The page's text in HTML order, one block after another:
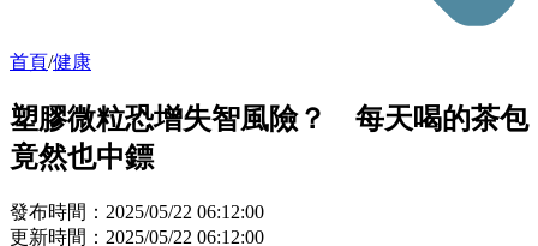
首頁/健康
塑膠微粒恐增失智風險？ 每天喝的茶包
竟然也中鏢
發布時間：2025/05/22 06:12:00
更新時間：2025/05/22 06:12:00